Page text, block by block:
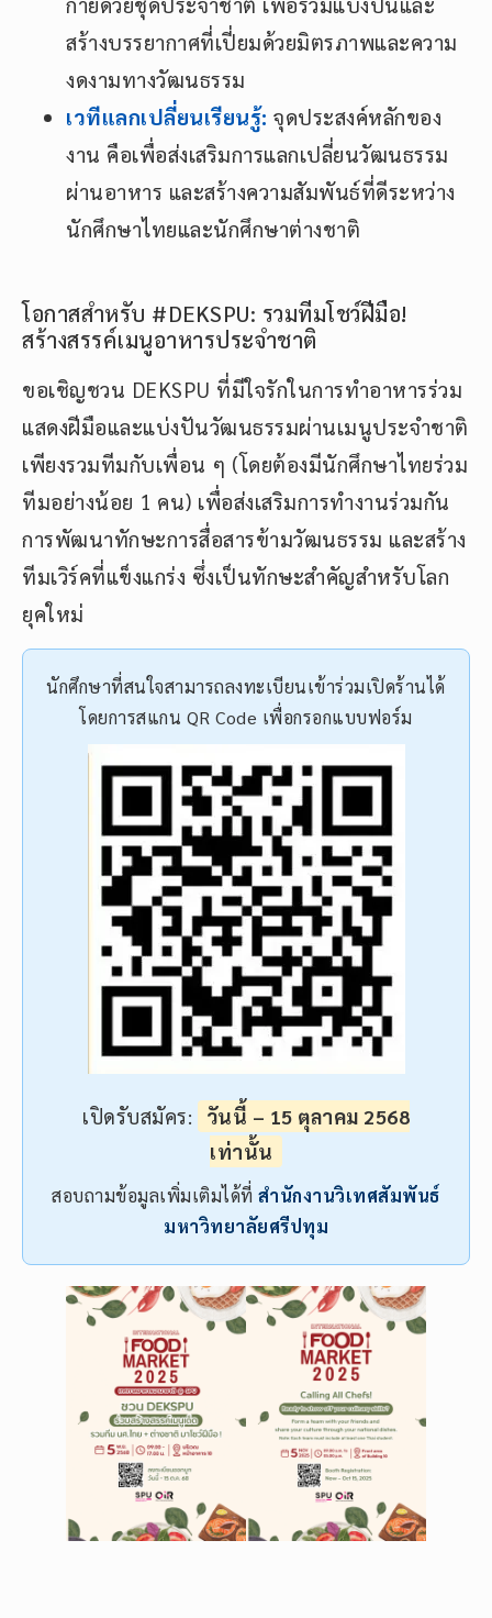
สร้างบรรยากาศที่เปี่ยมด้วยมิตรภาพและความ
งดงามทางวัฒนธรรม
เวทีแลกเปลี่ยนเรียนรู้: จุดประสงค์หลักของ
งาน คือเพื่อส่งเสริมการแลกเปลี่ยนวัฒนธรรม
ผ่านอาหาร และสร้างความสัมพันธ์ที่ดีระหว่าง
นักศึกษาไทยและนักศึกษาต่างชาติ
โอกาสสำหรับ #DEKSPU: รวมทีมโชว์ฝีมือ!
สร้างสรรค์เมนูอาหารประจำชาติ
ขอเชิญชวน DEKSPU ที่มีใจรักในการทำอาหารร่วม
แสดงฝีมือและแบ่งปันวัฒนธรรมผ่านเมนูประจำชาติ
เพียงรวมทีมกับเพื่อน ๆ (โดยต้องมีนักศึกษาไทยร่วม
ทีมอย่างน้อย 1 คน) เพื่อส่งเสริมการทำงานร่วมกัน
การพัฒนาทักษะการสื่อสารข้ามวัฒนธรรม และสร้าง
ทีมเวิร์คที่แข็งแกร่ง ซึ่งเป็นทักษะสำคัญสำหรับโลก
ยุคใหม่
นักศึกษาที่สนใจสามารถลงทะเบียนเข้าร่วมเปิดร้านได้
โดยการสแกน QR Code เพื่อกรอกแบบฟอร์ม
เปิดรับสมัคร:
วันนี้ – 15 ตุลาคม 2568
เท่านั้น
สอบถามข้อมูลเพิ่มเติมได้ที่สำนักงานวิเทศสัมพันธ์
มหาวิทยาลัยศรีปทุม